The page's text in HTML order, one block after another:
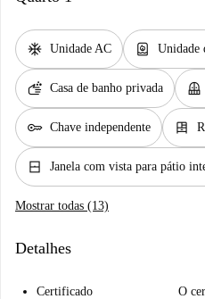
ac_unit Unidade AC water_heater Unidade
soap Casa de banho privada balcony
key Chave independente dresser
window_closed Janela com vista para pátio
Mostrar todas (13)
Detalhes
Certificado
O